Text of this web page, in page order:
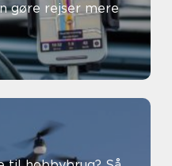
gøre rejser mere